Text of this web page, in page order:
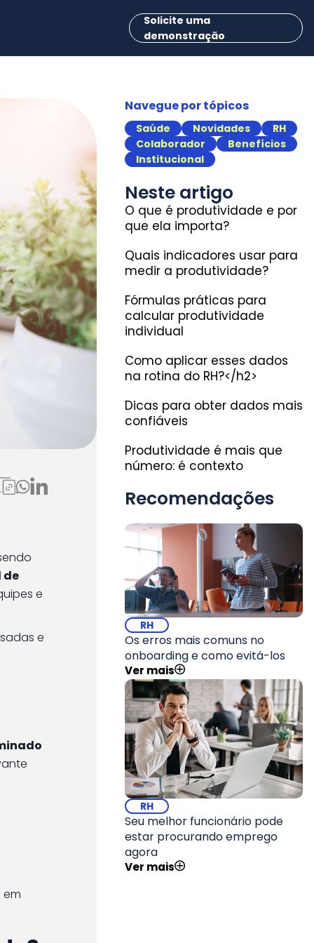
Solicite uma
demonstração
de
e
e
Navegue por tópicos
Saúde Novidades
RH
Colaborador
Benefícios
Institucional
Neste artigo
O que é produtividade e por
que ela importa?
Quais indicadores usar para
medir a produtividade?
Fórmulas práticas para
calcular produtividade
individual
Como aplicar esses dados
na rotina do RH?</h2>
Dicas para obter dados mais
confiáveis
Produtividade é mais que
número: é contexto
Recomendações
RH
Os erros mais comuns no
onboarding e como evitá-los
Ver mais
RH
Seu melhor funcionário pode
estar procurando emprego
agora
Ver mais